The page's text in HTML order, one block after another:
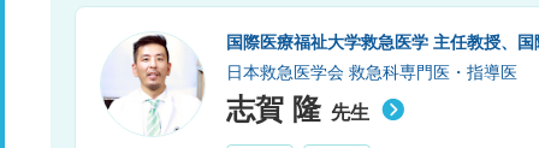
国際医療福祉大学救急医学 主任教授、
日本救急医学会 救急科専門医・指導医
志賀 隆 先生